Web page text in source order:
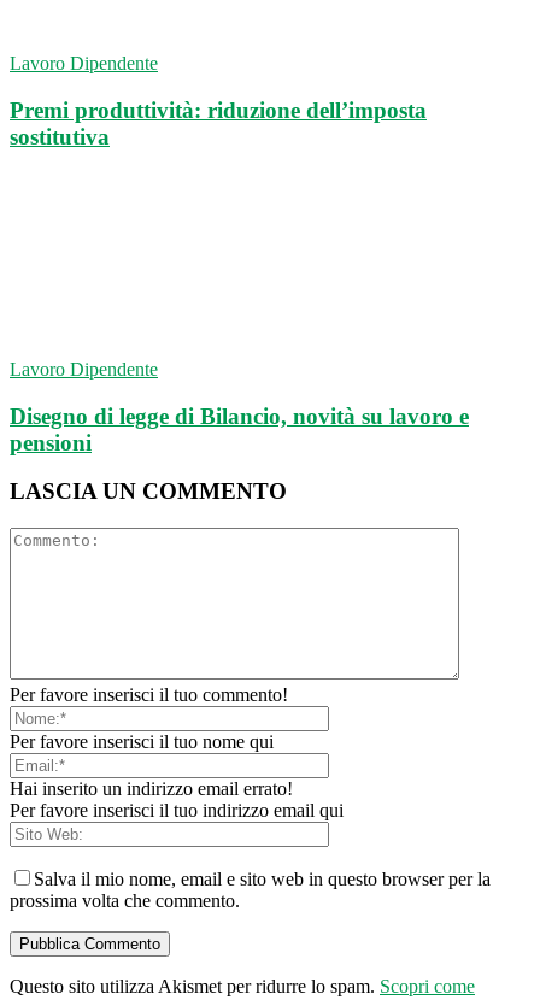
Lavoro Dipendente
Premi produttività: riduzione dell’imposta
sostitutiva
Lavoro Dipendente
Disegno di legge di Bilancio, novità su lavoro e
pensioni
LASCIA UN COMMENTO
Per favore inserisci il tuo commento!
Per favore inserisci il tuo nome qui
Hai inserito un indirizzo email errato!
Per favore inserisci il tuo indirizzo email qui
Salva il mio nome, email e sito web in questo browser per la
prossima volta che commento.
Questo sito utilizza Akismet per ridurre lo spam. Scopri come